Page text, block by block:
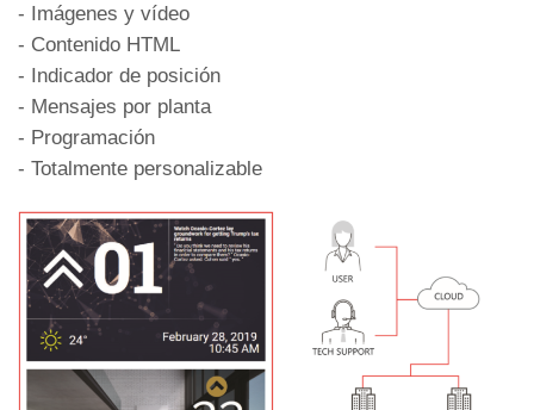
- Imágenes y vídeo
- Contenido HTML
- Indicador de posición
- Mensajes por planta
- Programación
- Totalmente personalizable